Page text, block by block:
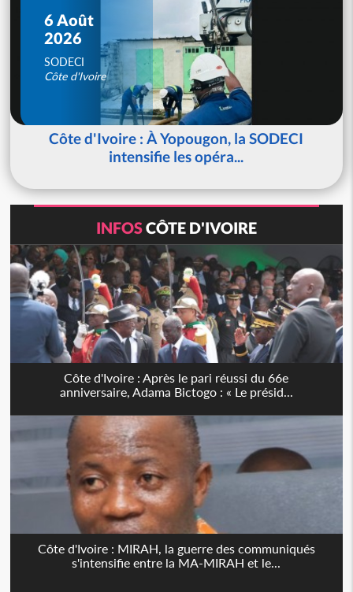
6 Août
2026
SODECI
Côte d'Ivoire
Côte d'Ivoire : À Yopougon, la SODECI
intensifie les opéra...
INFOSCÔTE D'IVOIRE
Côte d'Ivoire : Après le pari réussi du 66e
anniversaire, Adama Bictogo : « Le présid...
Côte d'Ivoire : MIRAH, la guerre des communiqués
s'intensifie entre la MA-MIRAH et le...